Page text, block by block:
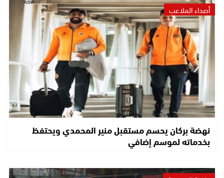
أصداء الملاعب
نهضة بركان يحسم مستقبل منير المحمدي ويحتفظ
بخدماته لموسم إضافي